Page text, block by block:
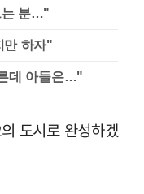
는 분…"
만 하자"
데 아들은…"
도시로 완성하겠